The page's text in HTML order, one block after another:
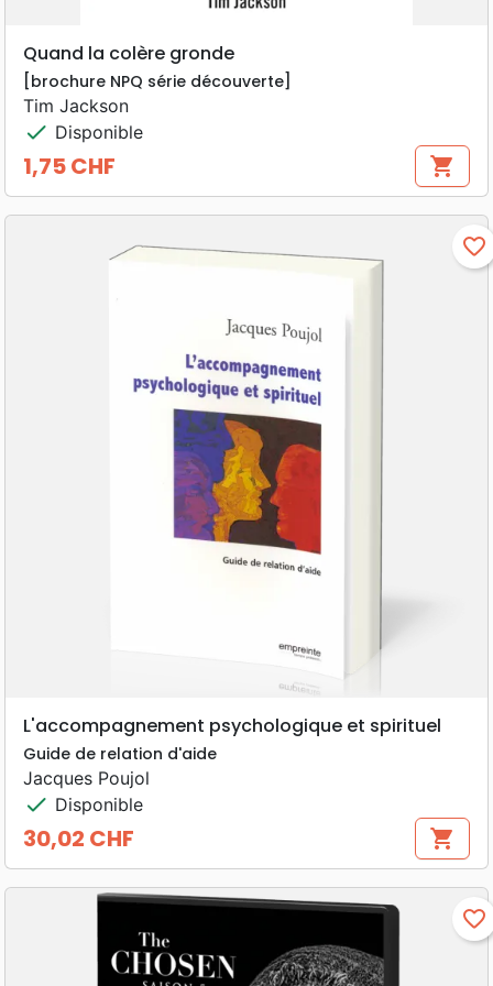
Quand la colère gronde
[brochure NPQ série découverte]
Tim Jackson
check Disponible
Prix
1,75 CHF shopping_cart
favorite_border
L'accompagnement psychologique et spirituel
Guide de relation d'aide
Jacques Poujol
check Disponible
Prix
30,02 CHF shopping_cart
favorite_border